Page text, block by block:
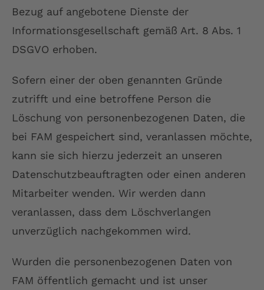
Bezug auf angebotene Dienste der
Informationsgesellschaft gemäß Art. 8 Abs. 1
DSGVO erhoben.
Sofern einer der oben genannten Gründe
zutrifft und eine betroffene Person die
Löschung von personenbezogenen Daten, die
bei FAM gespeichert sind, veranlassen möchte,
kann sie sich hierzu jederzeit an unseren
Datenschutzbeauftragten oder einen anderen
Mitarbeiter wenden. Wir werden dann
veranlassen, dass dem Löschverlangen
unverzüglich nachgekommen wird.
Wurden die personenbezogenen Daten von
FAM öffentlich gemacht und ist unser